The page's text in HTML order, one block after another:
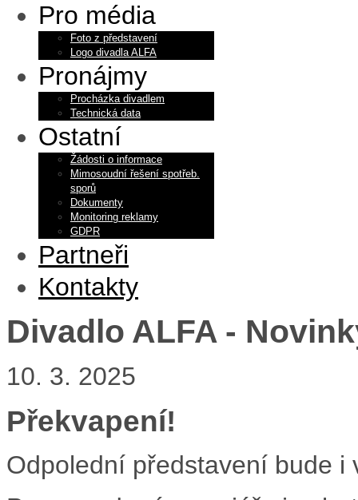
Pro média
Foto z představení
Logo divadla ALFA
Pronájmy
Procházka divadlem
Technická data
Ostatní
Žádosti o informace
Mimosoudní řešení spotřeb.
sporů
Dokumenty
Monitoring reklamy
GDPR
Partneři
Kontakty
Divadlo ALFA -
10. 3. 2025
Překvapení!
Odpolední představení bude i